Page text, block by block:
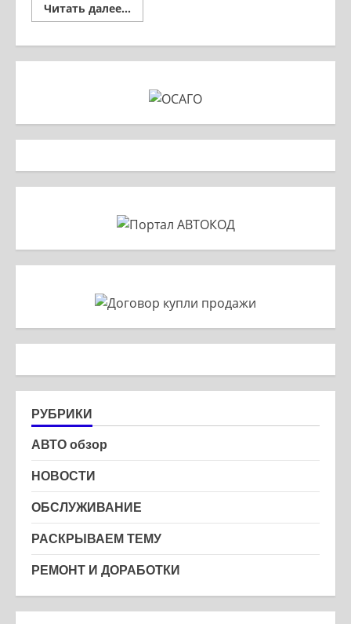
Читать далее...
more
второго
РУБРИКИ
АВТО обзор
НОВОСТИ
ОБСЛУЖИВАНИЕ
РАСКРЫВАЕМ ТЕМУ
РЕМОНТ И ДОРАБОТКИ